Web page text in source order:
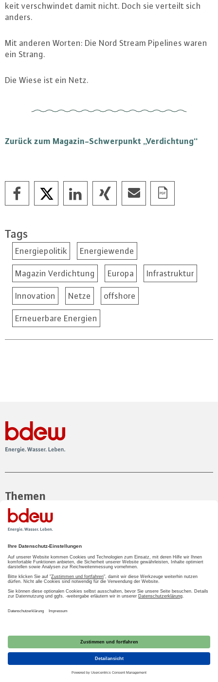
keit ver­schwin­det damit nicht. Doch sie verteilt sich
anders.
Mit anderen Worten: Die Nord Stream Pipelines waren
ein Strang.
Die Wiese ist ein Netz.
Zurück zum Ma­ga­zin-Schwer­punkt „Ver­dich­tung“
Tags
Energiepolitik Energiewende
Magazin Verdichtung Europa Infrastruktur
Innovation Netze offshore
Erneuerbare Energien
Themen
Energie
Wasser/Abwasser
Presse
Presseinformationen
Pressemappen
Ansprechpartner
Daten/Grafiken